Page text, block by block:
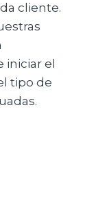
cliente.
el
tipo de